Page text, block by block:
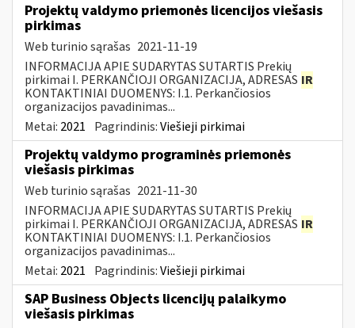
Projektų valdymo priemonės licencijos viešasis
pirkimas
Web turinio sąrašas 2021-11-19
INFORMACIJA APIE SUDARYTAS SUTARTIS Prekių
pirkimai I. PERKANČIOJI ORGANIZACIJA, ADRESAS IR
KONTAKTINIAI DUOMENYS: I.1. Perkančiosios
organizacijos pavadinimas...
Metai: 2021 Pagrindinis:Viešieji pirkimai
Projektų valdymo programinės priemonės
viešasis pirkimas
Web turinio sąrašas 2021-11-30
INFORMACIJA APIE SUDARYTAS SUTARTIS Prekių
pirkimai I. PERKANČIOJI ORGANIZACIJA, ADRESAS IR
KONTAKTINIAI DUOMENYS: I.1. Perkančiosios
organizacijos pavadinimas...
Metai: 2021 Pagrindinis:Viešieji pirkimai
SAP Business Objects licencijų palaikymo
viešasis pirkimas